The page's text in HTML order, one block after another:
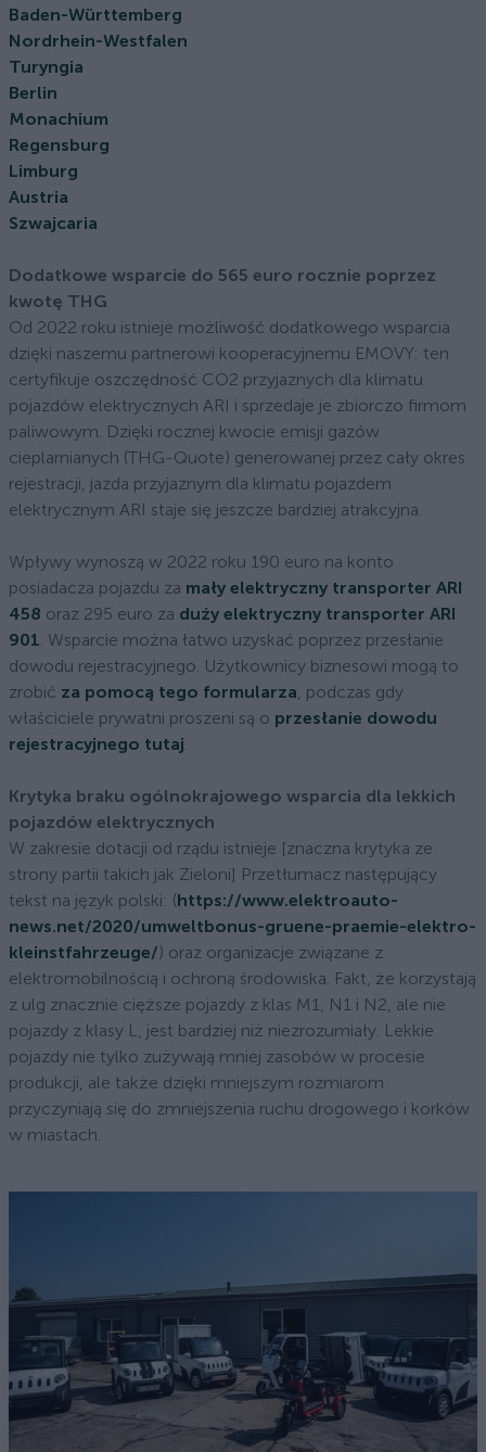
Baden-Württemberg
Nordrhein-Westfalen
Turyngia
Berlin
Monachium
Regensburg
Limburg
Austria
Szwajcaria
Dodatkowe wsparcie do 565 euro rocznie poprzez
kwotę THG
Od 2022 roku istnieje możliwość dodatkowego wsparcia
dzięki naszemu partnerowi kooperacyjnemu EMOVY: ten
certyfikuje oszczędność CO2 przyjaznych dla klimatu
pojazdów elektrycznych ARI i sprzedaje je zbiorczo firmom
paliwowym. Dzięki rocznej kwocie emisji gazów
cieplarnianych (THG-Quote) generowanej przez cały okres
rejestracji, jazda przyjaznym dla klimatu pojazdem
elektrycznym ARI staje się jeszcze bardziej atrakcyjna.
Wpływy wynoszą w 2022 roku 190 euro na konto
posiadacza pojazdu za mały elektryczny transporter ARI
458 oraz 295 euro za duży elektryczny transporter ARI
901. Wsparcie można łatwo uzyskać poprzez przesłanie
dowodu rejestracyjnego. Użytkownicy biznesowi mogą to
zrobić za pomocą tego formularza, podczas gdy
właściciele prywatni proszeni są o przesłanie dowodu
rejestracyjnego tutaj.
Krytyka braku ogólnokrajowego wsparcia dla lekkich
pojazdów elektrycznych
W zakresie dotacji od rządu istnieje [znaczna krytyka ze
strony partii takich jak Zieloni] Przetłumacz następujący
tekst na język polski: (https://www.elektroauto-
news.net/2020/umweltbonus-gruene-praemie-elektro-
kleinstfahrzeuge/) oraz organizacje związane z
elektromobilnością i ochroną środowiska. Fakt, że korzystają
z ulg znacznie cięższe pojazdy z klas M1, N1 i N2, ale nie
pojazdy z klasy L, jest bardziej niż niezrozumiały. Lekkie
pojazdy nie tylko zużywają mniej zasobów w procesie
produkcji, ale także dzięki mniejszym rozmiarom
przyczyniają się do zmniejszenia ruchu drogowego i korków
w miastach.